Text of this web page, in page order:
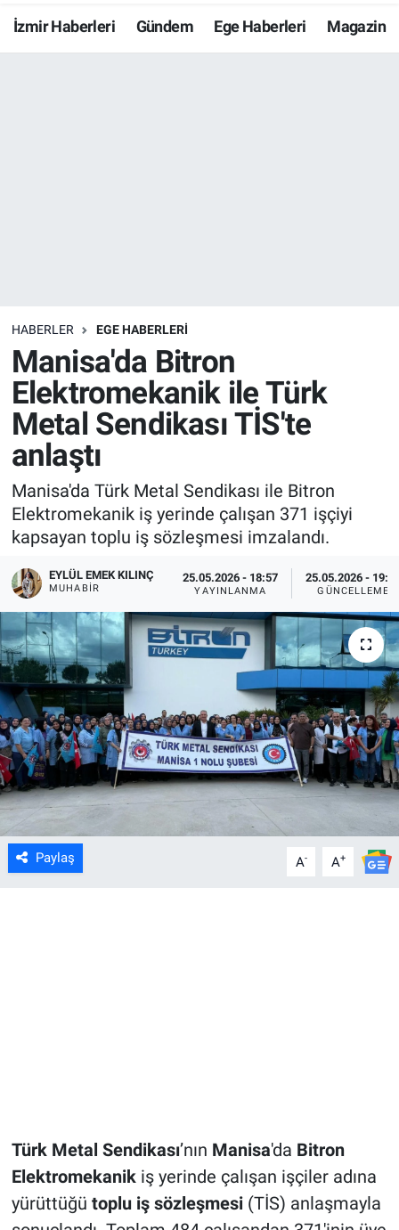
İzmir Haberleri Gündem Ege Haberleri Magazin
HABERLER EGE HABERLERİ
Manisa'da Bitron
Elektromekanik ile Türk
Metal Sendikası TİS'te
anlaştı
Manisa'da Türk Metal Sendikası ile Bitron
Elektromekanik iş yerinde çalışan 371 işçiyi
kapsayan toplu iş sözleşmesi imzalandı.
EYLÜL EMEK KILINÇ
MUHABIR
25.05.2026 - 18:57
YAYINLANMA
25.05.2026 -
GÜNCELLEME
Paylaş A- A+
Türk Metal Sendikası’nın Manisa'da Bitron
Elektromekanikiş yerinde çalışan işçiler adına
yürüttüğü toplu iş sözleşmesi (TİS) anlaşmayla
Resmi İlanlar